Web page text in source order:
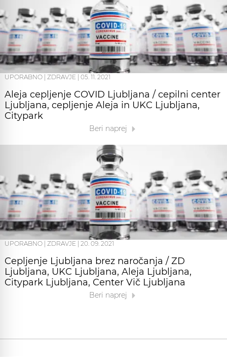
UPORABNO ZDRAVJE 05. 11. 2021
Aleja cepljenje COVID Ljubljana / cepilni center
Ljubljana, cepljenje Aleja in UKC Ljubljana,
Citypark
Beri naprej
UPORABNO ZDRAVJE 20. 09. 2021
Cepljenje Ljubljana brez naročanja / ZD
Ljubljana, UKC Ljubljana, Aleja Ljubljana,
Citypark Ljubljana, Center Vič Ljubljana
Beri naprej